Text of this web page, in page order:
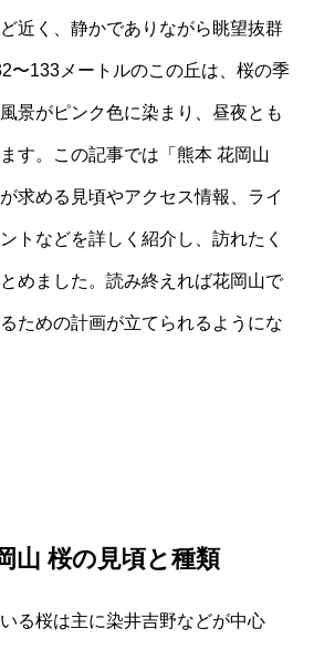
近く、静かでありながら眺望抜群
〜133メートルのこの丘は、桜の季
景がピンク色に染まり、昼夜とも
す。この記事では「熊本 花岡山
求める見頃やアクセス情報、ライ
トなどを詳しく紹介し、訪れたく
めました。読み終えれば花岡山で
ための計画が立てられるようにな
山 桜の見頃と種類
る桜は主に染井吉野などが中心